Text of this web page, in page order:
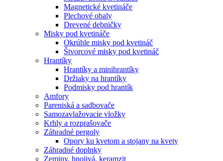
Magnetické kvetináče
Plechové obaly
Drevené debničky
Misky pod kvetináče
Okrúhle misky pod kvetináč
Štvorcové misky pod kvetináč
Hrantíky
Hrantíky a minihrantíky
Držiaky na hrantíky
Podmisky pod hrantík
Amfory
Pareniská a sadbovače
Samozavlažovacie vložky
Krhly a rozprašovače
Záhradné pergoly
Opory ku kvetom a stojany na kvety
Záhradné doplnky
Zeminy, hnojivá, keramzit